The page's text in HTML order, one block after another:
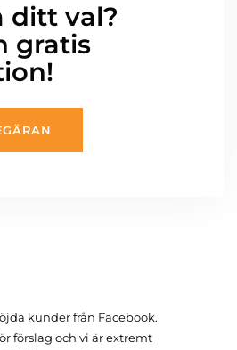
ditt val?
gratis
kunder från Facebook.
förslag och vi är extremt